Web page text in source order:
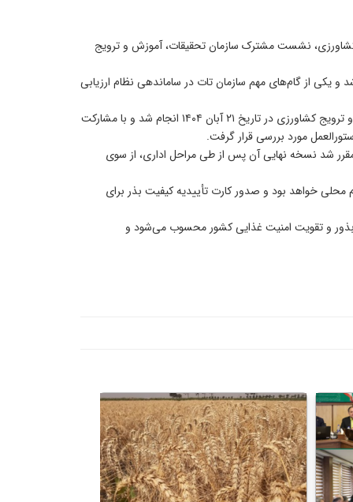
نشست مشترک سازمان تحقیقات، آموزش و ترویج
یکی از گام‌های مهم سازمان تات در ساماندهی نظام ارزیابی
برگزاری این نشست در اجرای مصوبات جلسه مشترک سازمان بازرسی کل کشور، معاونت زراعت وزارت جهاد کشاورزی و سازمان تحقیقات، آموزش و ترویج کشاورزی در تاریخ ۲۱ آبان ۱۴۰۴ انجام شد و با مشارکت
مورد بررسی قرار گرفت.
شد نسخه نهایی آن پس از طی مراحل اداری، از سوی
محلی خواهد بود و صدور کارت تأییدیه کیفیت بذر برای
بذور و تقویت امنیت غذایی کشور محسوب می‌شود و